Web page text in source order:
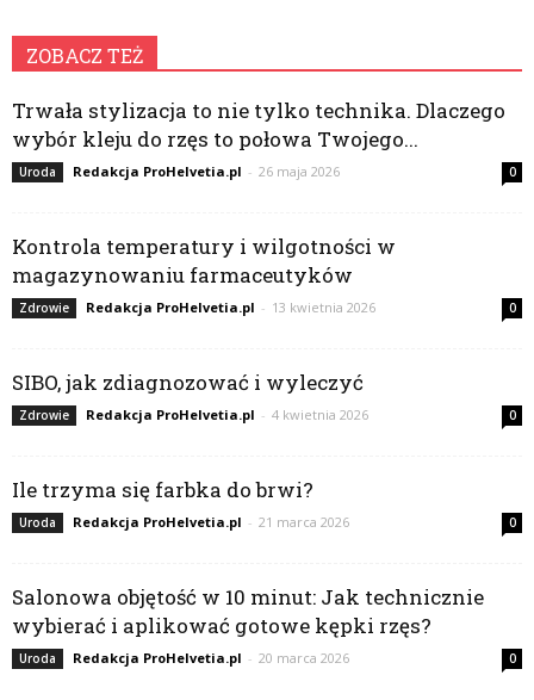
ZOBACZ TEŻ
Trwała stylizacja to nie tylko technika. Dlaczego
wybór kleju do rzęs to połowa Twojego...
Uroda Redakcja ProHelvetia.pl - 26 maja 2026 0
Kontrola temperatury i wilgotności w
magazynowaniu farmaceutyków
Zdrowie Redakcja ProHelvetia.pl - 13 kwietnia 2026 0
SIBO, jak zdiagnozować i wyleczyć
Zdrowie Redakcja ProHelvetia.pl - 4 kwietnia 2026 0
Ile trzyma się farbka do brwi?
Uroda Redakcja ProHelvetia.pl - 21 marca 2026 0
Salonowa objętość w 10 minut: Jak technicznie
wybierać i aplikować gotowe kępki rzęs?
Uroda Redakcja ProHelvetia.pl - 20 marca 2026 0